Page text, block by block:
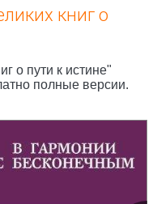
книг о
о пути к истине"
полные версии.